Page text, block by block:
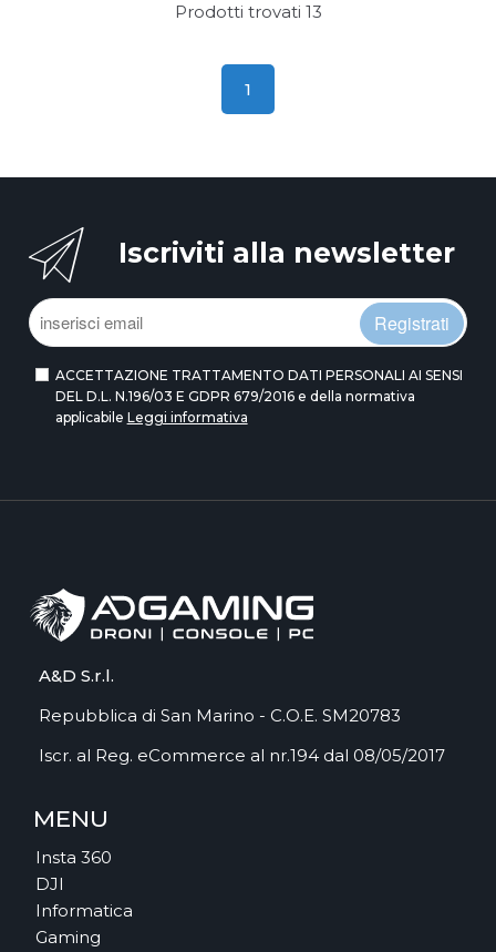
Prodotti trovati 13
1
Iscriviti alla newsletter
Registrati
ACCETTAZIONE TRATTAMENTO DATI PERSONALI AI SENSI
DEL D.L. N.196/03 E GDPR 679/2016 e della normativa
applicabile Leggi informativa
A&D S.r.l.
Repubblica di San Marino - C.O.E. SM20783
Iscr. al Reg. eCommerce al nr.194 dal 08/05/2017
MENU
Insta 360
DJI
Informatica
Gaming